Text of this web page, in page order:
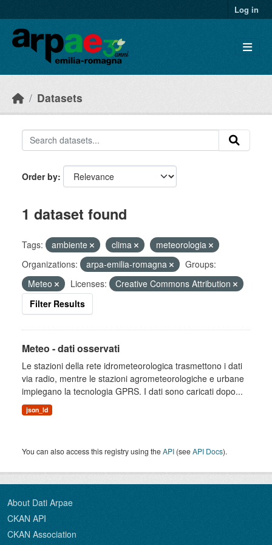
Log in
Datasets
Order by
1 dataset found
Tags: ambiente clima
meteorologia
Organizations:
arpa-emilia-romagna
Groups:
Meteo
Licenses:
Creative Commons Attribution
Filter Results
Meteo - dati osservati
Le stazioni della rete idrometeorologica trasmettono i dati
via radio, mentre le stazioni agrometeorologiche e urbane
impiegano la tecnologia GPRS. I dati sono caricati dopo...
json_ld
You can also access this registry using theAPI (seeAPI Docs).
About Dati Arpae
CKAN API
CKAN Association